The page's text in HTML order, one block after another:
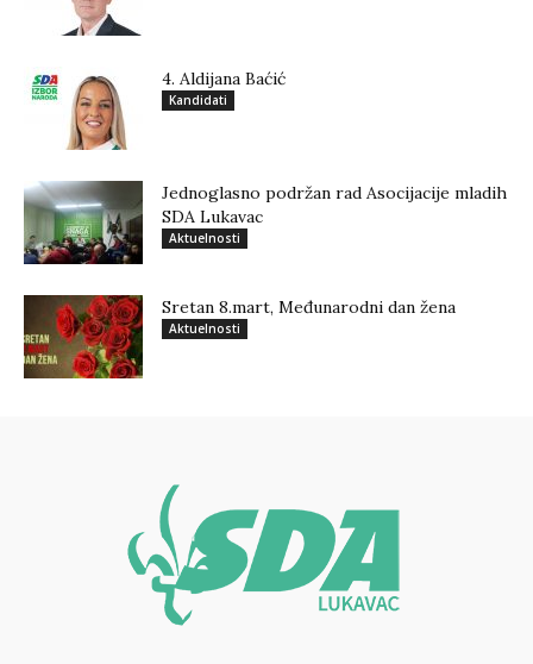
4. Aldijana Baćić
Kandidati
Jednoglasno podržan rad Asocijacije mladih
SDA Lukavac
Aktuelnosti
Sretan 8.mart, Međunarodni dan žena
Aktuelnosti